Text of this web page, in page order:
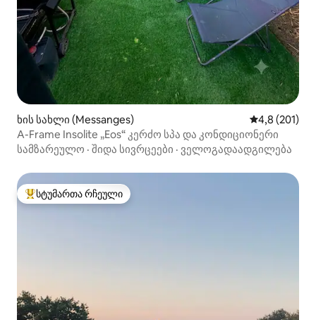
ხის სახლი (Messanges) საშუალო
4,8 (201)
A-Frame Insolite „Eos“ კერძო სპა და კონდიციონერი
სამზარეულო · შიდა სივრცეები · ველოგადაადგილება
სტუმართა რჩეული მოწინავე ვარიანტი
სტუმართა რჩეული